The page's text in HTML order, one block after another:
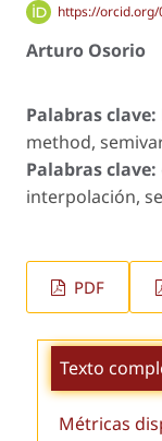
https://orcid.org/
Arturo Osorio
Palabras clave:
method,
Palabras clave:
interpolación,
PDF
Texto
Métricas